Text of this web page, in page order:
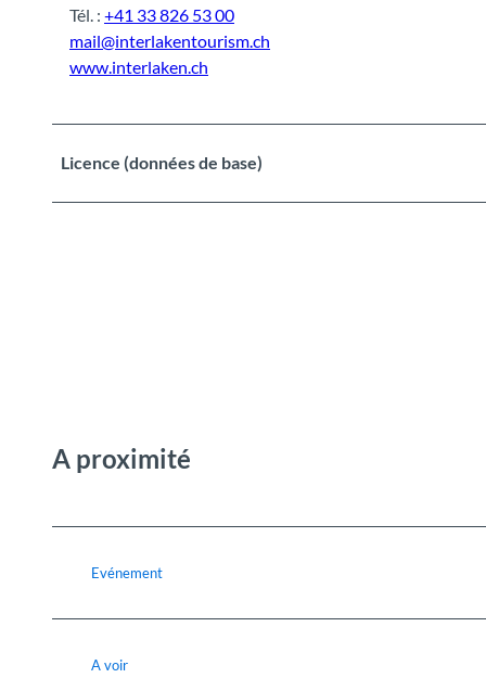
Tél. : +41 33 826 53 00
mail@interlakentourism.ch
www.interlaken.ch
Licence (données de base)
A proximité
Evénement
A voir